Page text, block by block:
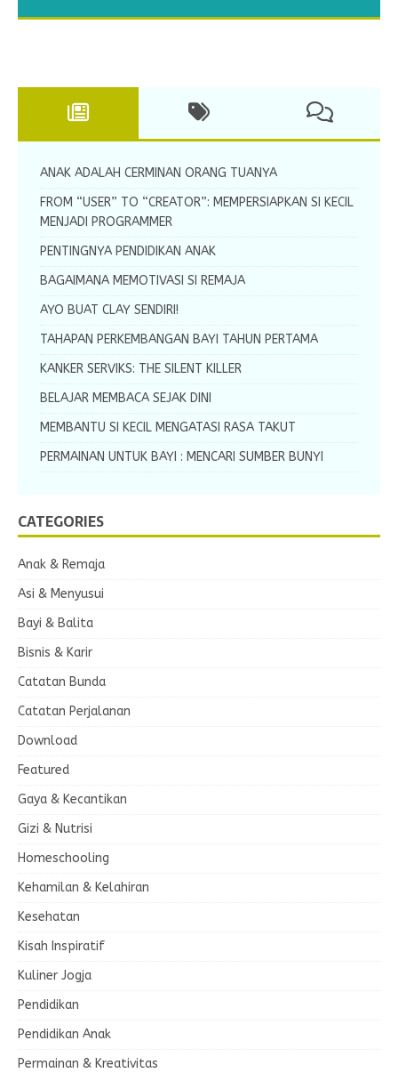
yang bermanfaat dalam mengisi[…]
Ayah dan[…]
menghubungkan gambar. Worksheet menebalkan
yaitu huruf N. Worksheet menulis[…]
ANAK ADALAH CERMINAN ORANG TUANYA
FROM “USER” TO “CREATOR”: MEMPERSIAPKAN SI KECIL
MENJADI PROGRAMMER
PENTINGNYA PENDIDIKAN ANAK
BAGAIMANA MEMOTIVASI SI REMAJA
AYO BUAT CLAY SENDIRI!
TAHAPAN PERKEMBANGAN BAYI TAHUN PERTAMA
KANKER SERVIKS: THE SILENT KILLER
BELAJAR MEMBACA SEJAK DINI
MEMBANTU SI KECIL MENGATASI RASA TAKUT
PERMAINAN UNTUK BAYI : MENCARI SUMBER BUNYI
CATEGORIES
Anak & Remaja
Asi & Menyusui
Bayi & Balita
Bisnis & Karir
Catatan Bunda
Catatan Perjalanan
Download
Featured
Gaya & Kecantikan
Gizi & Nutrisi
Homeschooling
Kehamilan & Kelahiran
Kesehatan
Kisah Inspiratif
Kuliner Jogja
Pendidikan
Pendidikan Anak
Permainan & Kreativitas